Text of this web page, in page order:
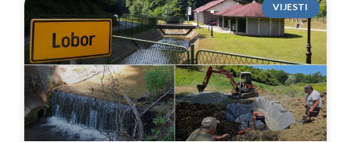
VIJESTI